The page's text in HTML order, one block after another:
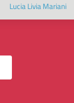
Lucia Livia Mariani